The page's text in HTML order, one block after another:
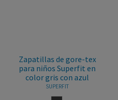
Zapatillas de gore-tex
para niños Superfit en
color gris con azul
SUPERFIT